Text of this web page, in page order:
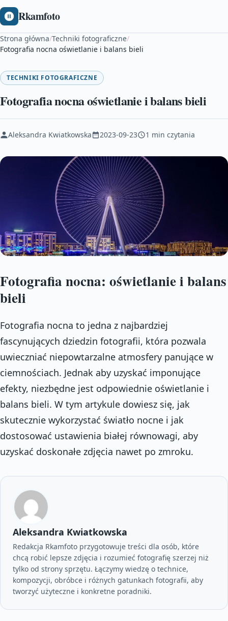
Rkamfoto
Strona główna/Techniki fotograficzne/
Fotografia nocna oświetlanie i balans bieli
TECHNIKI FOTOGRAFICZNE
Fotografia nocna oświetlanie i balans bieli
Aleksandra Kwiatkowska 2023-09-23 1 min czytania
Fotografia nocna: oświetlanie i balans
bieli
Fotografia nocna to jedna z najbardziej
fascynujących dziedzin fotografii, która pozwala
uwieczniać niepowtarzalne atmosfery panujące w
ciemnościach. Jednak aby uzyskać imponujące
efekty, niezbędne jest odpowiednie oświetlanie i
balans bieli. W tym artykule dowiesz się, jak
skutecznie wykorzystać światło nocne i jak
dostosować ustawienia białej równowagi, aby
uzyskać doskonałe zdjęcia nawet po zmroku.
Aleksandra Kwiatkowska
Redakcja Rkamfoto przygotowuje treści dla osób, które
chcą robić lepsze zdjęcia i rozumieć fotografię szerzej niż
tylko od strony sprzętu. Łączymy wiedzę o technice,
kompozycji, obróbce i różnych gatunkach fotografii, aby
tworzyć użyteczne i konkretne poradniki.